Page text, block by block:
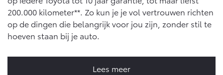
200.000 kilometer**. Zo kun je je vol vertrouwen richten
op de dingen die belangrijk voor jou zijn, zonder stil te
hoeven staan bij je auto.
Lees meer